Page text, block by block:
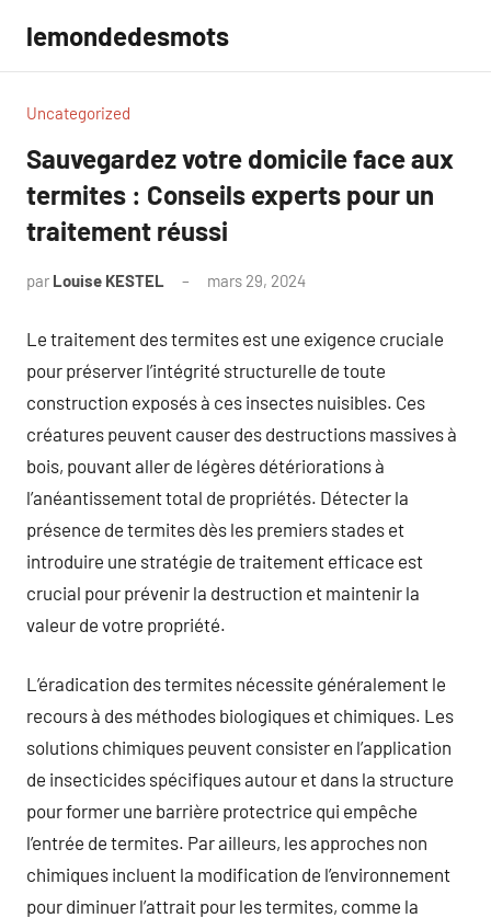
contenu
lemondedesmots
Uncategorized
Sauvegardez votre domicile face aux
termites : Conseils experts pour un
traitement réussi
par Louise KESTEL mars 29, 2024
Le traitement des termites est une exigence cruciale
pour préserver l’intégrité structurelle de toute
construction exposés à ces insectes nuisibles. Ces
créatures peuvent causer des destructions massives à
bois, pouvant aller de légères détériorations à
l’anéantissement total de propriétés. Détecter la
présence de termites dès les premiers stades et
introduire une stratégie de traitement efficace est
crucial pour prévenir la destruction et maintenir la
valeur de votre propriété.
L’éradication des termites nécessite généralement le
recours à des méthodes biologiques et chimiques. Les
solutions chimiques peuvent consister en l’application
de insecticides spécifiques autour et dans la structure
pour former une barrière protectrice qui empêche
l’entrée de termites. Par ailleurs, les approches non
chimiques incluent la modification de l’environnement
pour diminuer l’attrait pour les termites, comme la